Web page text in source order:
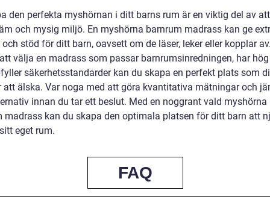
den perfekta myshörnan i ditt barns rum är en viktig del av
och mysig miljö. En myshörna barnrum madrass kan ge
stöd för ditt barn, oavsett om de läser, leker eller kopplar
välja en madrass som passar barnrumsinredningen, har
säkerhetsstandarder kan du skapa en perfekt plats som
att älska. Var noga med att göra kvantitativa mätningar och
innan du tar ett beslut. Med en noggrant vald myshörna
madrass kan du skapa den optimala platsen för ditt barn att
eget rum.
FAQ